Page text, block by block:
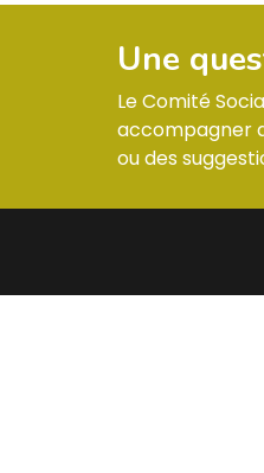
Une
Le Comité
accompagner
ou des
MENU